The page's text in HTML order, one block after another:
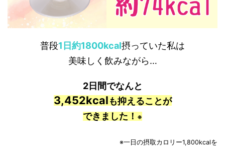
普段1日約1800kcal摂っていた私は
美味しく飲みながら…
2日間でなんと
3,452kcalも抑えることが
できました！※
※一日の摂取カロリー1,800kcalを